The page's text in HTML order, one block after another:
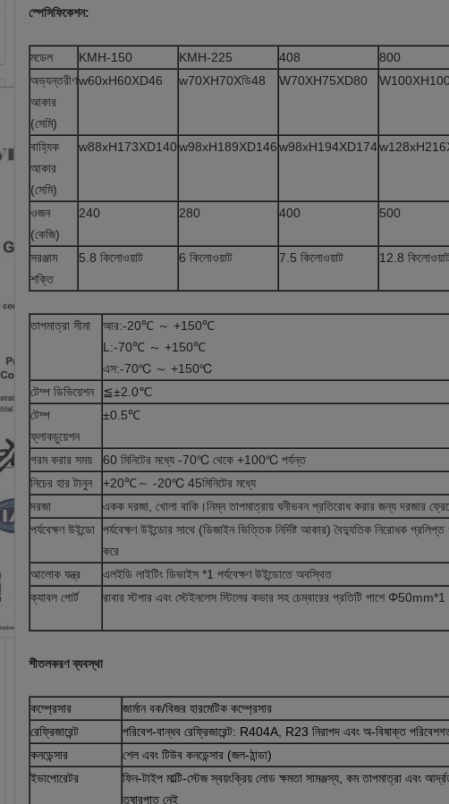
স্পেসিফিকেশন:
মডেল KMH-150 KMH-225 408 800
অভ্যন্তরীণ
আকার
(সেমি)
w60xH60XD46 w70XH70Xডি48 W70XH75XD80
বাহ্যিক
আকার
(সেমি)
w88xH173XD140w98xH189XD146w98xH194XD174
ওজন
(কেজি)
240 280 400 500
সরঞ্জাম
শক্তি
5.8 কিলোওয়াট 6 কিলোওয়াট 7.5 কিলোওয়াট 12.8
তাপমাত্রা সীমা আর:-20℃ ～ +150℃
L:-70℃ ～ +150℃
এস:-70℃ ～ +150℃
টেম্প ডিভিয়েশন
≦±2.0℃
টেম্প
ফ্লাকচুয়েশন
±0.5℃
গরম করার সময়
60 মিনিটের মধ্যে -70℃ থেকে +100℃ পর্যন্ত
নিচের হার টানুন
+20℃～ -20℃ 45মিনিটের মধ্যে
দরজা
একক দরজা, খোলা বাকি।নিম্ন তাপমাত্রায় ঘনীভবন প্রতিরোধ করার জন্য দরজার
পর্যবেক্ষণ উইন্ডো পর্যবেক্ষণ উইন্ডোর সাথে (ডিজাইন ভিত্তিক নির্দিষ্ট আকার) বৈদ্যুতিক নিরোধক
করে
আলোক যন্ত্র
এলইডি লাইটিং ডিভাইস *1 পর্যবেক্ষণ উইন্ডোতে অবস্থিত
ক্যাবল পোর্ট
রাবার স্টপার এবং স্টেইনলেস স্টিলের কভার সহ চেম্বারের প্রতিটি পাশে
শীতলকরণ ব্যবস্থা
কম্প্রেসার
জার্মান বক/বিজর হারমেটিক কম্প্রেসার
রেফ্রিজারেন্ট
পরিবেশ-বান্ধব রেফ্রিজারেন্ট: R404A, R23 নিরাপদ এবং অ-বিষাক্ত
কনডেন্সার
শেল এবং টিউব কনডেন্সার (জল-ঠান্ডা)
ইভাপোরেটর
ফিন-টাইপ মাল্টি-স্টেজ স্বয়ংক্রিয় লোড ক্ষমতা সামঞ্জস্য, কম তাপমাত্রা এবং
তুষারপাত নেই